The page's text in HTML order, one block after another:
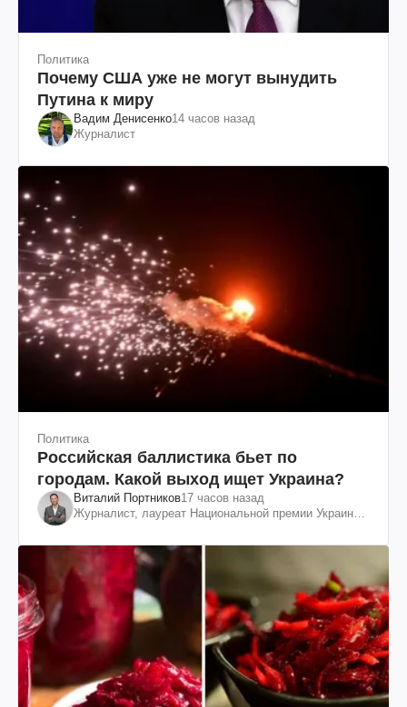
Политика
Почему США уже не могут вынудить
Путина к миру
Вадим Денисенко14 часов назад
Журналист
Политика
Российская баллистика бьет по
городам. Какой выход ищет Украина?
Виталий Портников17 часов назад
Журналист, лауреат Национальной премии Украины